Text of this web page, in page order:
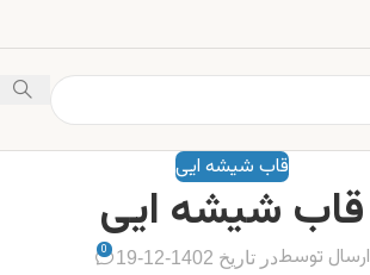
قاب شیشه ایی
قاب شیشه ایی
ارسال توسطدر تاریخ 1402-12-19 0